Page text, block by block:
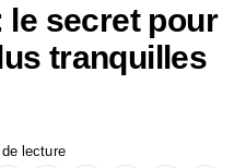
le secret pour
tranquilles
lecture